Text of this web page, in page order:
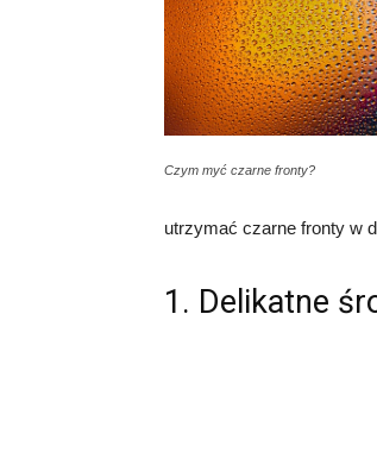
Czym myć czarne fronty?
utrzymać czarne fronty w
1. Delikatne